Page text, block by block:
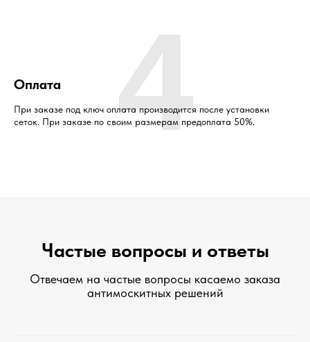
Оплата
При заказе под ключ оплата производится после установки
сеток. При заказе по своим размерам предоплата 50%.
4
Частые вопросы и ответы
Отвечаем на частые вопросы касаемо заказа
антимоскитных решений